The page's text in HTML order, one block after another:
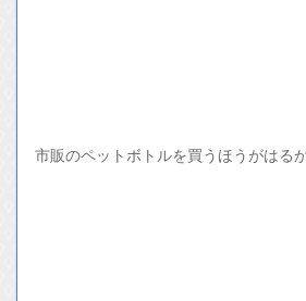
市販のペットボトルを買うほうがはる